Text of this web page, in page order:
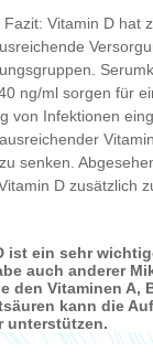
Vitamin D hat
ng/ml sorgen für
von Infektionen
senken.
D zusätzlich
ist ein sehr
auch anderer
den Vitaminen A,
kann die
unterstützen.